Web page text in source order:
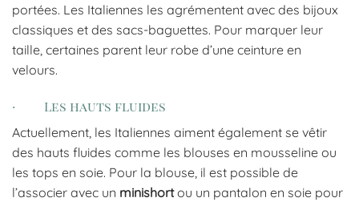
portées. Les Italiennes les agrémentent avec des bijoux
classiques et des sacs-baguettes. Pour marquer leur
taille, certaines parent leur robe d’une ceinture en
velours.
· Les hauts fluides
Actuellement, les Italiennes aiment également se vêtir
des hauts fluides comme les blouses en mousseline ou
les tops en soie. Pour la blouse, il est possible de
l’associer avec un minishortou un pantalon en soie pour